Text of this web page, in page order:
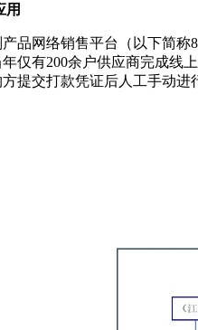
用
品网络销售平台（以下简
仅有200余户供应商完成线
提交打款凭证后人工手动进